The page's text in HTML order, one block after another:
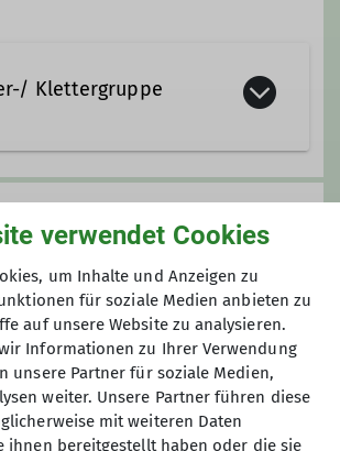
Klettergruppe
und Klettergruppe
60 Mitglieder, die sich mit
des Bergsteigens wie
Bergsteigen und
befassen.
finden jeden 3.
im Monat ab 19 Uhr in der
"Zum Tannenbaum",
verwendet Cookies
um Inhalte und Anzeigen zu
für soziale Medien anbieten zu
auf unsere Website zu analysieren.
Informationen zu Ihrer Verwendung
unsere Partner für soziale Medien,
weiter. Unsere Partner führen diese
mit weiteren Daten
ihnen bereitgestellt haben oder die sie